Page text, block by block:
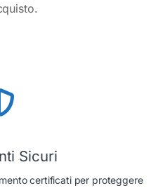
Sicuri
certificati per proteggere